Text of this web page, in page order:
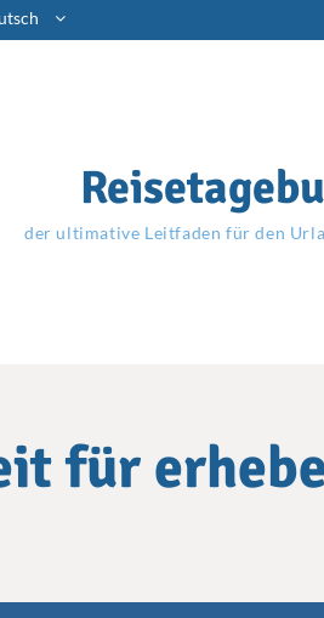
der ultimative Leitfaden für den
für